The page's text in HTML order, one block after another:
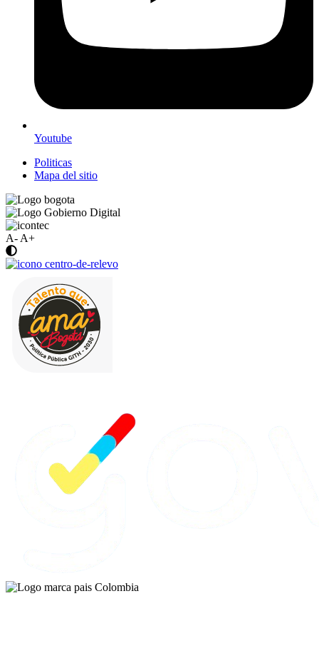
Youtube
Politicas
Mapa del sitio
A- A+